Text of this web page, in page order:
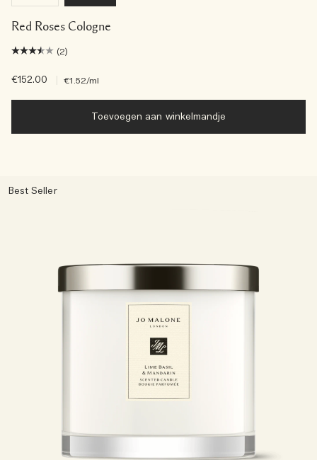
Red Roses Cologne
(2)
€152.00 €1.52/ml
Toevoegen aan winkelmandje
Best Seller